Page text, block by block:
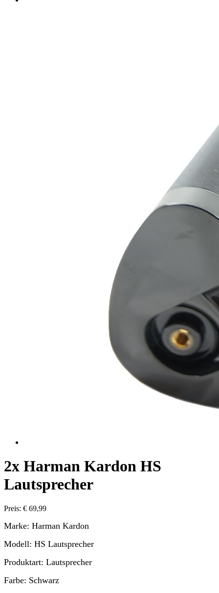
2x Harman Kardon HS
Lautsprecher
Preis: € 69,99
Marke: Harman Kardon
Modell: HS Lautsprecher
Produktart: Lautsprecher
Farbe: Schwarz